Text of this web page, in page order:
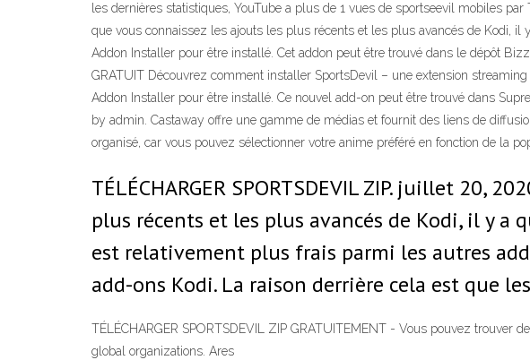
les dernières statistiques, YouTube a plus de 1 vues de sportseevil mobiles
que vous connaissez les ajouts les plus récents et les plus avancés de Kodi,
Addon Installer pour être installé. Cet addon peut être trouvé dans le dépôt
GRATUIT Découvrez comment installer SportsDevil – une extension
Addon Installer pour être installé. Ce nouvel add-on peut être trouvé dans
by admin. Castaway offre une gamme de médias et fournit des liens de
organisé, car vous pouvez sélectionner votre anime préféré en fonction de la
TÉLÉCHARGER SPORTSDEVIL ZIP. juillet 20,
plus récents et les plus avancés de Kodi, il y
est relativement plus frais parmi les autres
add-ons Kodi. La raison derrière cela est que
TÉLÉCHARGER SPORTSDEVIL ZIP GRATUITEMENT - Vous pouvez
global organizations. Ares